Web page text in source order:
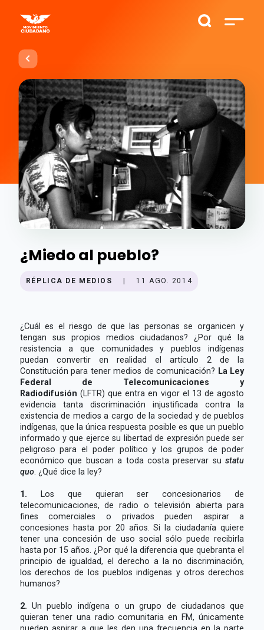
¿Miedo al pueblo?
RÉPLICA DE MEDIOS 11 AGO. 2014
¿Cuál es el riesgo de que las personas se organicen y
tengan sus propios medios ciudadanos? ¿Por qué la
resistencia a que comunidades y pueblos indígenas
puedan convertir en realidad el artículo 2 de la
Constitución para tener medios de comunicación? La Ley
Federal de Telecomunicaciones y
Radiodifusión (LFTR) que entra en vigor el 13 de agosto
evidencia tanta discriminación injustificada contra la
existencia de medios a cargo de la sociedad y de pueblos
indígenas, que la única respuesta posible es que un pueblo
informado y que ejerce su libertad de expresión puede ser
peligroso para el poder político y los grupos de poder
económico que buscan a toda costa preservar sustatu
quo. ¿Qué dice la ley?
1. Los que quieran ser concesionarios de
telecomunicaciones, de radio o televisión abierta para
fines comerciales o privados pueden aspirar a
concesiones hasta por 20 años. Si la ciudadanía quiere
tener una concesión de uso social sólo puede recibirla
hasta por 15 años. ¿Por qué la diferencia que quebranta el
principio de igualdad, el derecho a la no discriminación,
los derechos de los pueblos indígenas y otros derechos
humanos?
2. Un pueblo indígena o un grupo de ciudadanos que
quieran tener una radio comunitaria en FM, únicamente
pueden aspirar a que les den una frecuencia en la parte